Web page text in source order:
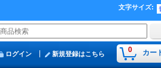
文字サイズ:
0 カー
ログイン 新規登録はこちら